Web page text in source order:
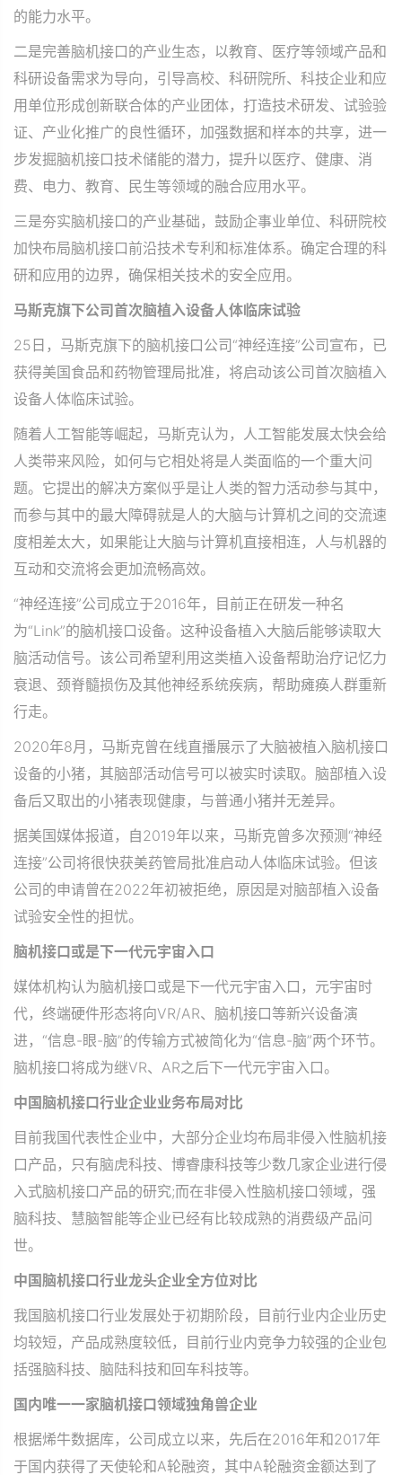
的能力水平。
二是完善脑机接口的产业生态，以教育、医疗等领域产品和
科研设备需求为导向，引导高校、科研院所、科技企业和应
用单位形成创新联合体的产业团体，打造技术研发、试验验
证、产业化推广的良性循环，加强数据和样本的共享，进一
步发掘脑机接口技术储能的潜力，提升以医疗、健康、消
费、电力、教育、民生等领域的融合应用水平。
三是夯实脑机接口的产业基础，鼓励企事业单位、科研院校
加快布局脑机接口前沿技术专利和标准体系。确定合理的科
研和应用的边界，确保相关技术的安全应用。
马斯克旗下公司首次脑植入设备人体临床试验
25日，马斯克旗下的脑机接口公司“神经连接”公司宣布，已
获得美国食品和药物管理局批准，将启动该公司首次脑植入
设备人体临床试验。
随着人工智能等崛起，马斯克认为，人工智能发展太快会给
人类带来风险，如何与它相处将是人类面临的一个重大问
题。它提出的解决方案似乎是让人类的智力活动参与其中，
而参与其中的最大障碍就是人的大脑与计算机之间的交流速
度相差太大，如果能让大脑与计算机直接相连，人与机器的
互动和交流将会更加流畅高效。
“神经连接”公司成立于2016年，目前正在研发一种名
为“Link”的脑机接口设备。这种设备植入大脑后能够读取大
脑活动信号。该公司希望利用这类植入设备帮助治疗记忆力
衰退、颈脊髓损伤及其他神经系统疾病，帮助瘫痪人群重新
行走。
2020年8月，马斯克曾在线直播展示了大脑被植入脑机接口
设备的小猪，其脑部活动信号可以被实时读取。脑部植入设
备后又取出的小猪表现健康，与普通小猪并无差异。
据美国媒体报道，自2019年以来，马斯克曾多次预测“神经
连接”公司将很快获美药管局批准启动人体临床试验。但该
公司的申请曾在2022年初被拒绝，原因是对脑部植入设备
试验安全性的担忧。
脑机接口或是下一代元宇宙入口
媒体机构认为脑机接口或是下一代元宇宙入口，元宇宙时
代，终端硬件形态将向VR/AR、脑机接口等新兴设备演
进，“信息-眼-脑”的传输方式被简化为“信息-脑”两个环节。
脑机接口将成为继VR、AR之后下一代元宇宙入口。
中国脑机接口行业企业业务布局对比
目前我国代表性企业中，大部分企业均布局非侵入性脑机接
口产品，只有脑虎科技、博睿康科技等少数几家企业进行侵
入式脑机接口产品的研究;而在非侵入性脑机接口领域，强
脑科技、慧脑智能等企业已经有比较成熟的消费级产品问
世。
中国脑机接口行业龙头企业全方位对比
我国脑机接口行业发展处于初期阶段，目前行业内企业历史
均较短，产品成熟度较低，目前行业内竞争力较强的企业包
括强脑科技、脑陆科技和回车科技等。
国内唯一一家脑机接口领域独角兽企业
根据烯牛数据库，公司成立以来，先后在2016年和2017年
于国内获得了天使轮和A轮融资，其中A轮融资金额达到了